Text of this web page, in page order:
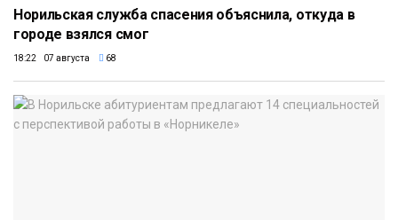
Норильская служба спасения объяснила, откуда в
городе взялся смог
18:22 07 августа 68